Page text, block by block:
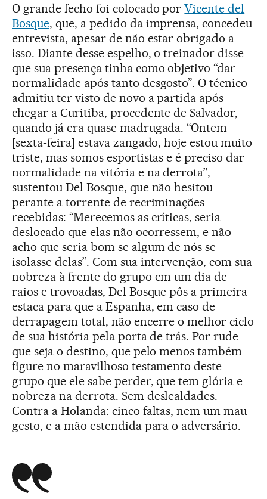
O grande fecho foi colocado porVicente del
Bosque, que, a pedido da imprensa, concedeu
entrevista, apesar de não estar obrigado a
isso. Diante desse espelho, o treinador disse
que sua presença tinha como objetivo “dar
normalidade após tanto desgosto”. O técnico
admitiu ter visto de novo a partida após
chegar a Curitiba, procedente de Salvador,
quando já era quase madrugada. “Ontem
[sexta-feira] estava zangado, hoje estou muito
triste, mas somos esportistas e é preciso dar
normalidade na vitória e na derrota”,
sustentou Del Bosque, que não hesitou
perante a torrente de recriminações
recebidas: “Merecemos as críticas, seria
deslocado que elas não ocorressem, e não
acho que seria bom se algum de nós se
isolasse delas”. Com sua intervenção, com sua
nobreza à frente do grupo em um dia de
raios e trovoadas, Del Bosque pôs a primeira
estaca para que a Espanha, em caso de
derrapagem total, não encerre o melhor ciclo
de sua história pela porta de trás. Por rude
que seja o destino, que pelo menos também
figure no maravilhoso testamento deste
grupo que ele sabe perder, que tem glória e
nobreza na derrota. Sem deslealdades.
Contra a Holanda: cinco faltas, nem um mau
gesto, e a mão estendida para o adversário.